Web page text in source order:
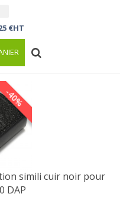
€HT
-40%
simili cuir noir pour
DAP